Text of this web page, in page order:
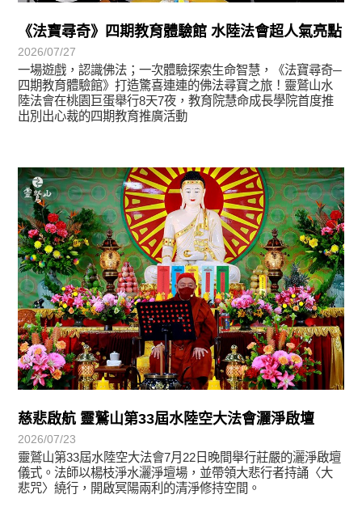
《法寶尋奇》四期教育體驗館 水陸法會超人氣亮點
2026/07/27
一場遊戲，認識佛法；一次體驗探索生命智慧，《法寶尋奇─
四期教育體驗館》打造驚喜連連的佛法尋寶之旅！靈鷲山水
陸法會在桃園巨蛋舉行8天7夜，教育院慧命成長學院首度推
出別出心裁的四期教育推廣活動
慈悲啟航 靈鷲山第33屆水陸空大法會灑淨啟壇
2026/07/23
靈鷲山第33屆水陸空大法會7月22日晚間舉行莊嚴的灑淨啟壇
儀式。法師以楊枝淨水灑淨壇場，並帶領大悲行者持誦〈大
悲咒〉繞行，開啟冥陽兩利的清淨修持空間。
學習分享